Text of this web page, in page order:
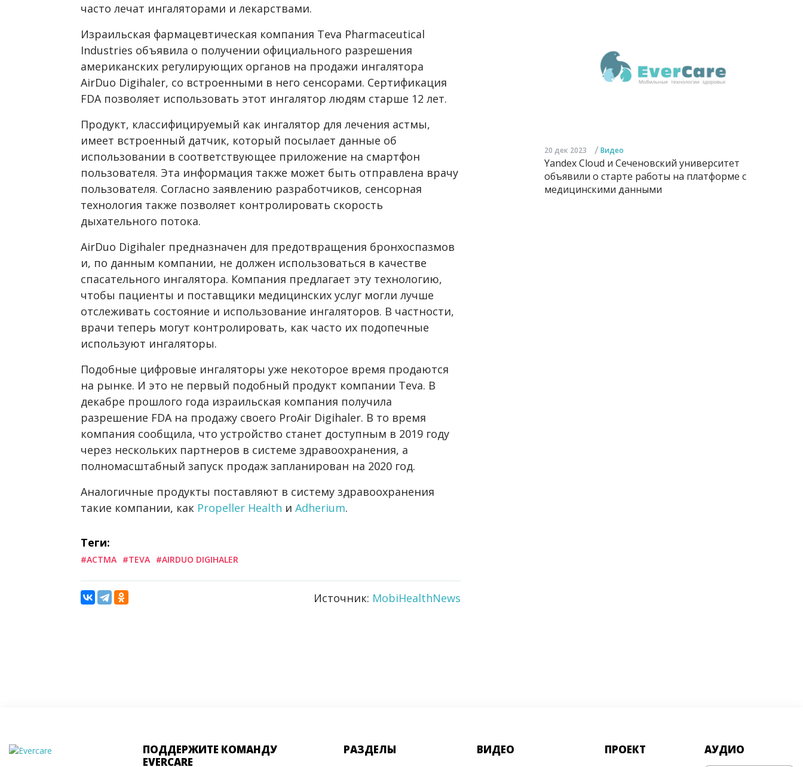
часто лечат ингаляторами и лекарствами.
Израильская фармацевтическая компания Teva Pharmaceutical
Industries объявила о получении официального разрешения
американских регулирующих органов на продажи ингалятора
AirDuo Digihaler, со встроенными в него сенсорами. Сертификация
FDA позволяет использовать этот ингалятор людям старше 12 лет.
Продукт, классифицируемый как ингалятор для лечения астмы,
имеет встроенный датчик, который посылает данные об
использовании в соответствующее приложение на смартфон
пользователя. Эта информация также может быть отправлена врачу
пользователя. Согласно заявлению разработчиков, сенсорная
технология также позволяет контролировать скорость
дыхательного потока.
AirDuo Digihaler предназначен для предотвращения бронхоспазмов
и, по данным компании, не должен использоваться в качестве
спасательного ингалятора. Компания предлагает эту технологию,
чтобы пациенты и поставщики медицинских услуг могли лучше
отслеживать состояние и использование ингаляторов. В частности,
врачи теперь могут контролировать, как часто их подопечные
используют ингаляторы.
Подобные цифровые ингаляторы уже некоторое время продаются
на рынке. И это не первый подобный продукт компании Teva. В
декабре прошлого года израильская компания получила
разрешение FDA на продажу своего ProAir Digihaler. В то время
компания сообщила, что устройство станет доступным в 2019 году
через нескольких партнеров в системе здравоохранения, а
полномасштабный запуск продаж запланирован на 2020 год.
Аналогичные продукты поставляют в систему здравоохранения
такие компании, как Propeller Health и Adherium.
Теги:
#АСТМА #TEVA #AIRDUO DIGIHALER
Источник: MobiHealthNews
20 дек 2023 / Видео
Yandex Cloud и Сеченовский университет
объявили о старте работы на платформе с
медицинскими данными
ПОДДЕРЖИТЕ КОМАНДУ
EVERCARE
РАЗДЕЛЫ ВИДЕО ПРОЕКТ АУДИО